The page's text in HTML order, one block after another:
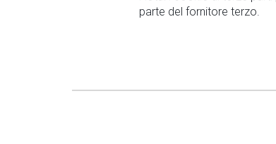
parte del fornitore terzo.